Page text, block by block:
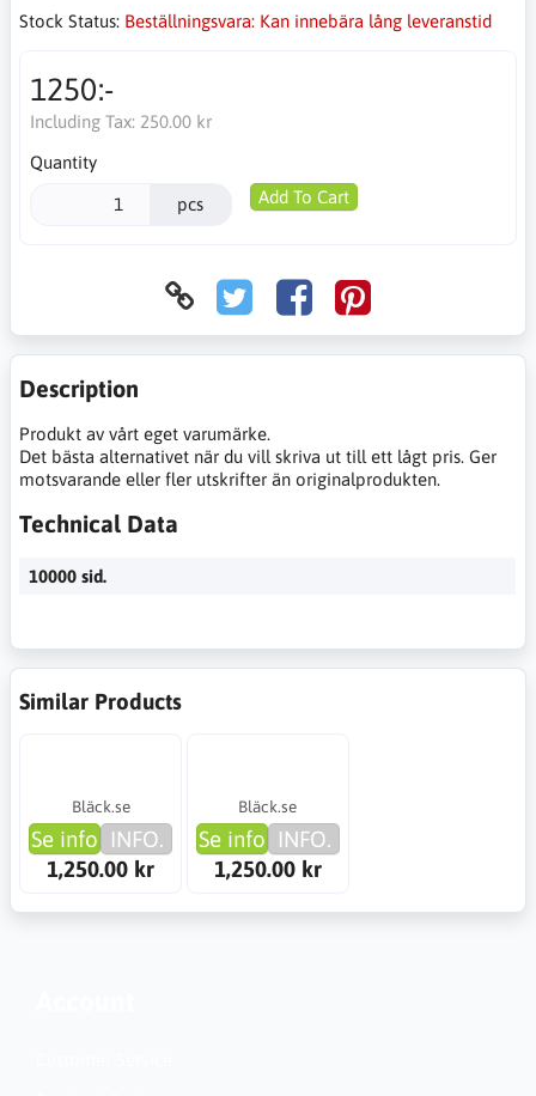
Stock Status: Beställningsvara: Kan innebära lång leveranstid
1250:-
Including Tax: 250.00 kr
Quantity
pcs Add To Cart
Description
Produkt av vårt eget varumärke.
Det bästa alternativet när du vill skriva ut till ett lågt pris. Ger
motsvarande eller fler utskrifter än originalprodukten.
Technical Data
10000 sid.
Similar Products
Bläck.se
Se info INFO.
1,250.00 kr
Bläck.se
Se info INFO.
1,250.00 kr